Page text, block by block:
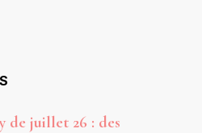
de juillet 26 : des